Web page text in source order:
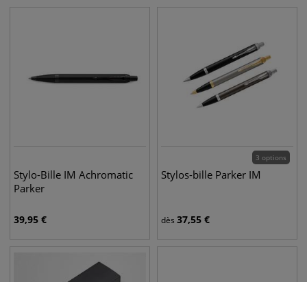
Stylo-Bille IM Achromatic
Parker
39,95 €
3 options
Stylos-bille Parker IM
dès 37,55 €